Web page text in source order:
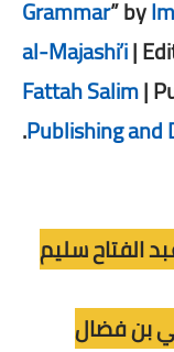
Grammar” by
al-Majashi’i|
Fattah Salim|
Publishing
.
الفتاح سليم
بن فضال